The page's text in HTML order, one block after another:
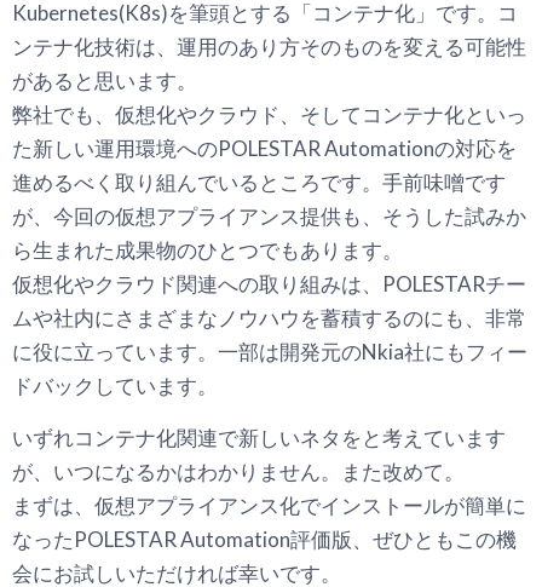
Kubernetes(K8s)を筆頭とする「コンテナ化」です。コ
ンテナ化技術は、運用のあり方そのものを変える可能性
があると思います。
弊社でも、仮想化やクラウド、そしてコンテナ化といっ
た新しい運用環境へのPOLESTAR Automationの対応を
進めるべく取り組んでいるところです。手前味噌です
が、今回の仮想アプライアンス提供も、そうした試みか
ら生まれた成果物のひとつでもあります。
仮想化やクラウド関連への取り組みは、POLESTARチー
ムや社内にさまざまなノウハウを蓄積するのにも、非常
に役に立っています。一部は開発元のNkia社にもフィー
ドバックしています。
いずれコンテナ化関連で新しいネタをと考えています
が、いつになるかはわかりません。また改めて。
まずは、仮想アプライアンス化でインストールが簡単に
なったPOLESTAR Automation評価版、ぜひともこの機
会にお試しいただければ幸いです。